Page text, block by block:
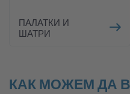
ПАЛАТКИ И
ШАТРИ
КАК МОЖЕМ ДА